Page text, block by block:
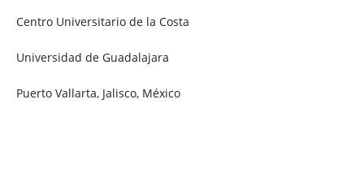
Centro Universitario de la Costa
Universidad de Guadalajara
Puerto Vallarta, Jalisco, México